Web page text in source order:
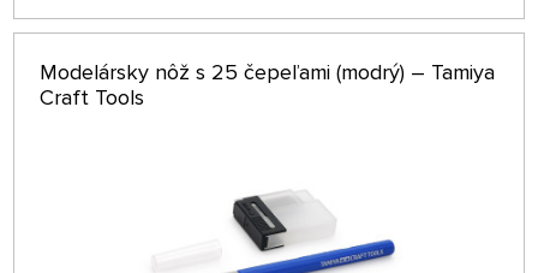
Modelársky nôž s 25 čepeľami (modrý) – Tamiya
Craft Tools